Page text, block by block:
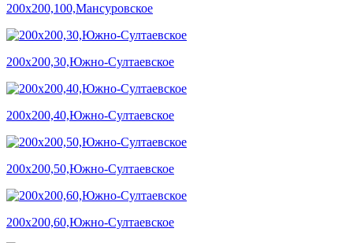
200х200,100,Мансуровское
200х200,30,Южно-Султаевское
200х200,40,Южно-Султаевское
200х200,50,Южно-Султаевское
200х200,60,Южно-Султаевское